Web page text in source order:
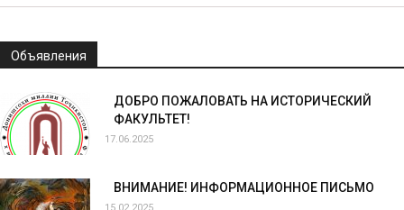
Объявления
ДОБРО ПОЖАЛОВАТЬ НА ИСТОРИЧЕСКИЙ
ФАКУЛЬТЕТ!
17.06.2025
ВНИМАНИЕ! ИНФОРМАЦИОННОЕ ПИСЬМО